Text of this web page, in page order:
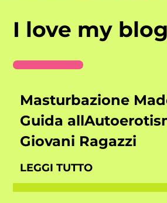
I love my blog
Masturbazione
Guida
Giovani Ragazzi
LEGGI TUTTO